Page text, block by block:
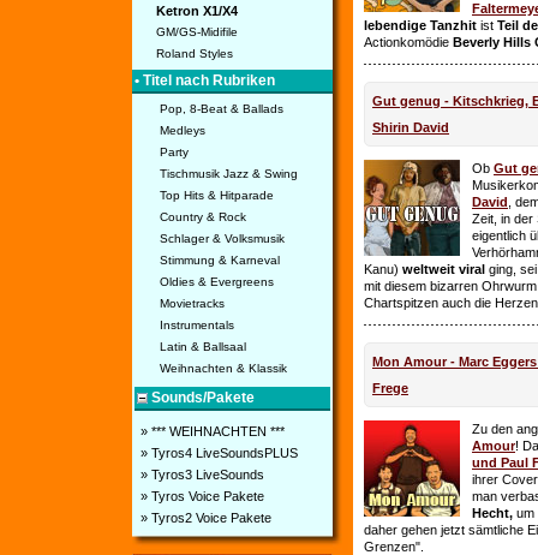
Ketron X1/X4
GM/GS-Midifile
Roland Styles
• Titel nach Rubriken
Pop, 8-Beat & Ballads
Medleys
Party
Tischmusik Jazz & Swing
Top Hits & Hitparade
Country & Rock
Schlager & Volksmusik
Stimmung & Karneval
Oldies & Evergreens
Movietracks
Instrumentals
Latin & Ballsaal
Weihnachten & Klassik
Sounds/Pakete
» *** WEIHNACHTEN ***
» Tyros4 LiveSoundsPLUS
» Tyros3 LiveSounds
» Tyros Voice Pakete
» Tyros2 Voice Pakete
lebendige Tanzhit ist Teil
Actionkomödie Beverly Hills
Gut genug - Kitschkrieg,
Shirin David
Ob Gut
David ,
Zeit, in der
eigentlich
Kanu) weltweit viral ging,
mit diesem bizarren
Chartspitzen auch die
Mon Amour - Marc
Frege
Zu den
Amour!
und Paul
ihrer
man
Hecht, um
daher gehen jetzt sämtliche
Grenzen".